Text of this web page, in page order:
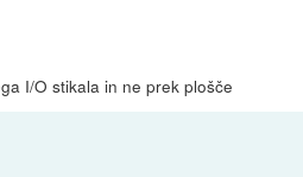
I/O stikala in ne prek plošče